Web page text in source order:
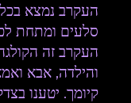
העקרב נמצא
סלעים ומתחת
העקרב זה
והילדה, אבא
קיומך. יטענו